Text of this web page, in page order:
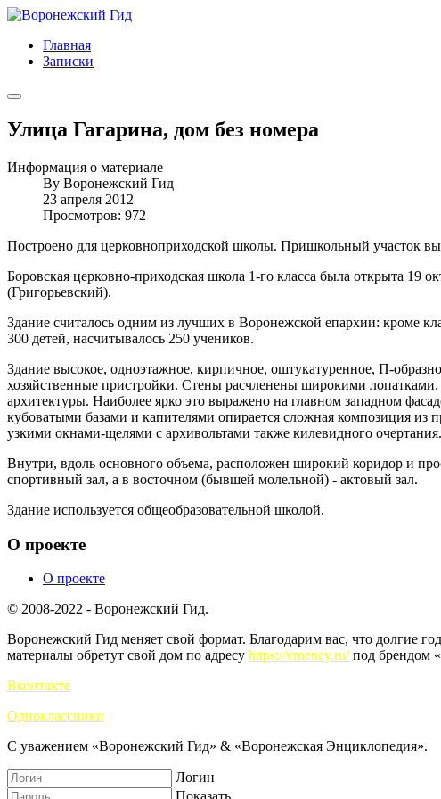
Главная
Записки
Улица Гагарина, дом без номера
Информация о материале
By Воронежский Гид
23 апреля 2012
Просмотров: 972
Построено для церковноприходской школы. Пришкольный участок
Боровская церковно-приходская школа 1-го класса была открыта 19
(Григорьевский).
Здание считалось одним из лучших в Воронежской епархии: кроме
300 детей, насчитывалось 250 учеников.
Здание высокое, одноэтажное, кирпичное, оштукатуренное, П-
хозяйственные пристройки. Стены расчленены широкими
архитектуры. Наиболее ярко это выражено на главном западном
кубоватыми базами и капителями опирается сложная композиция
узкими окнами-щелями с архивольтами также килевидного
Внутри, вдоль основного объема, расположен широкий коридор и
спортивный зал, а в восточном (бывшей молельной) - актовый зал.
Здание используется общеобразовательной школой.
О проекте
О проекте
© 2008-2022 - Воронежский Гид.
Воронежский Гид меняет свой формат. Благодарим вас, что
материалы обретут свой дом по адресу https://vrnency.ru/под брендом
Вконтакте
Одноклассники
С уважением «Воронежский Гид» & «Воронежская Энциклопедия».
Логин